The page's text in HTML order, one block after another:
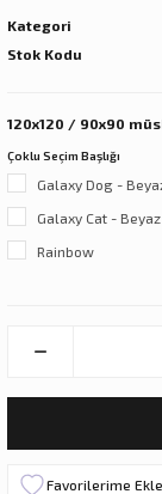
Kategori
Stok Kodu
120x120 / 90x90
Çoklu Seçim Başlığı
Galaxy Dog -
Galaxy Cat - Beyaz
Rainbow